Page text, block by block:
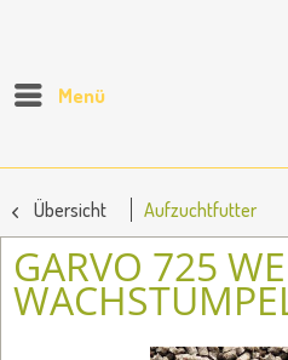
Menü
Übersicht Aufzuchtfutter
GARVO 725